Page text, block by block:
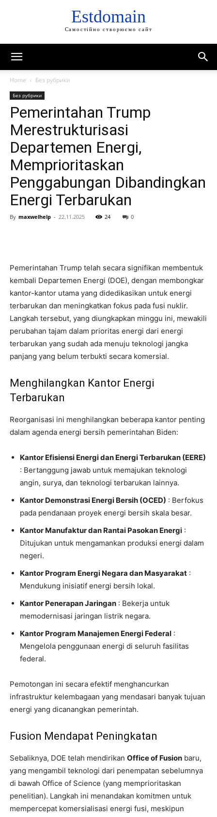
Estdomain
Самостійно створюємо сайт
Home Без рубрики
Без рубрики
Pemerintahan Trump
Merestrukturisasi
Departemen Energi,
Memprioritaskan
Penggabungan Dibandingkan
Energi Terbarukan
By maxwelhelp - 22.11.2025 24 0
Pemerintahan Trump telah secara signifikan membentuk
kembali Departemen Energi (DOE), dengan membongkar
kantor-kantor utama yang didedikasikan untuk energi
terbarukan dan meningkatkan fokus pada fusi nuklir.
Langkah tersebut, yang diungkapkan minggu ini, mewakili
perubahan tajam dalam prioritas energi dari energi
terbarukan yang sudah ada menuju teknologi jangka
panjang yang belum terbukti secara komersial.
Menghilangkan Kantor Energi
Terbarukan
Reorganisasi ini menghilangkan beberapa kantor penting
dalam agenda energi bersih pemerintahan Biden:
Kantor Efisiensi Energi dan Energi Terbarukan (EERE)
: Bertanggung jawab untuk memajukan teknologi
angin, surya, dan teknologi terbarukan lainnya.
Kantor Demonstrasi Energi Bersih (OCED) : Berfokus
pada pendanaan proyek energi bersih skala besar.
Kantor Manufaktur dan Rantai Pasokan Energi :
Ditujukan untuk mengamankan produksi energi dalam
negeri.
Kantor Program Energi Negara dan Masyarakat :
Mendukung inisiatif energi bersih lokal.
Kantor Penerapan Jaringan : Bekerja untuk
memodernisasi jaringan listrik negara.
Kantor Program Manajemen Energi Federal :
Mengelola penggunaan energi di seluruh fasilitas
federal.
Pemotongan ini secara efektif menghancurkan
infrastruktur kelembagaan yang mendasari banyak tujuan
energi yang dicanangkan pemerintah.
Fusion Mendapat Peningkatan
Sebaliknya, DOE telah mendirikan Office of Fusion baru,
yang mengambil teknologi dari penempatan sebelumnya
di bawah Office of Science (yang memprioritaskan
penelitian). Langkah ini menandakan komitmen untuk
mempercepat komersialisasi energi fusi, meskipun